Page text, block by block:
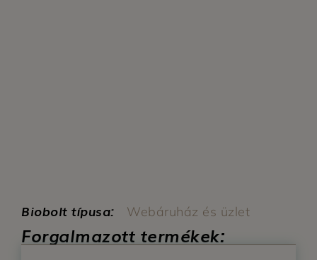
Biobolt típusa: Webáruház és üzlet
Forgalmazott termékek: